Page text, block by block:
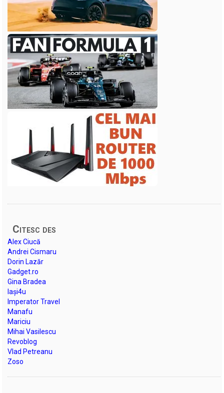
Citesc des
Alex Ciucă
Andrei Cismaru
Dorin Lazăr
Gadget.ro
Gina Bradea
Iași4u
Imperator Travel
Manafu
Mariciu
Mihai Vasilescu
Revoblog
Vlad Petreanu
Zoso